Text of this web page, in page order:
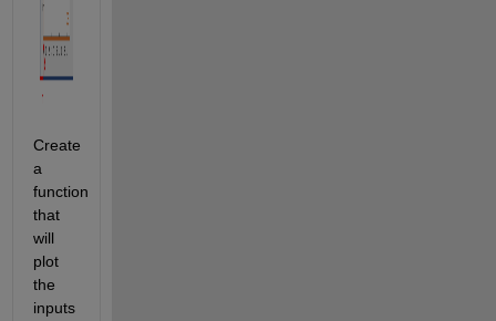
Create
a
function
that
will
plot
the
inputs